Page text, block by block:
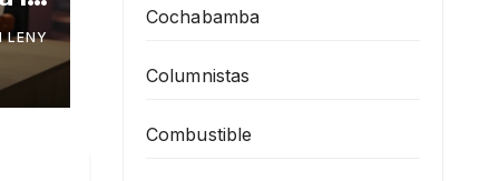
LENY
Cochabamba
Columnistas
Combustible